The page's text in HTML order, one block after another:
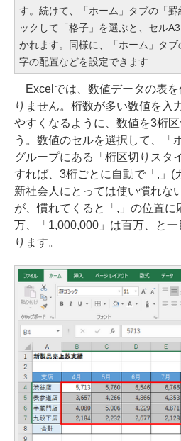
す。続けて、「ホーム」タブの「
ックして「格子」を選ぶと、セル
かれます。同様に、「ホーム」タ
字の配置などを設定できます
Excelでは、数値データの表を
りません。桁数が多い数値を入
やすくなるように、数値を3桁
う。数値のセルを選択して、「
グループにある「桁区切りスタ
すれば、3桁ごとに自動で「,」(
新社会人にとっては使い慣れな
が、慣れてくると「,」の位置
万、「1,000,000」は百万、と
ります。